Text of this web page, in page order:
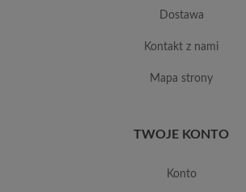
dostawa
kontakt z nami
mapa strony
TWOJE KONTO
konto